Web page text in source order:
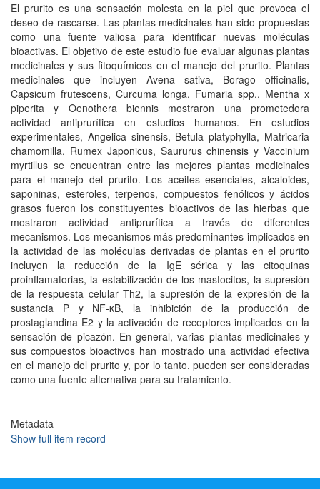
El prurito es una sensación molesta en la piel que provoca el
deseo de rascarse. Las plantas medicinales han sido propuestas
como una fuente valiosa para identificar nuevas moléculas
bioactivas. El objetivo de este estudio fue evaluar algunas plantas
medicinales y sus fitoquímicos en el manejo del prurito. Plantas
medicinales que incluyen Avena sativa, Borago officinalis,
Capsicum frutescens, Curcuma longa, Fumaria spp., Mentha x
piperita y Oenothera biennis mostraron una prometedora
actividad antiprurítica en estudios humanos. En estudios
experimentales, Angelica sinensis, Betula platyphylla, Matricaria
chamomilla, Rumex Japonicus, Saururus chinensis y Vaccinium
myrtillus se encuentran entre las mejores plantas medicinales
para el manejo del prurito. Los aceites esenciales, alcaloides,
saponinas, esteroles, terpenos, compuestos fenólicos y ácidos
grasos fueron los constituyentes bioactivos de las hierbas que
mostraron actividad antiprurítica a través de diferentes
mecanismos. Los mecanismos más predominantes implicados en
la actividad de las moléculas derivadas de plantas en el prurito
incluyen la reducción de la IgE sérica y las citoquinas
proinflamatorias, la estabilización de los mastocitos, la supresión
de la respuesta celular Th2, la supresión de la expresión de la
sustancia P y NF-κB, la inhibición de la producción de
prostaglandina E2 y la activación de receptores implicados en la
sensación de picazón. En general, varias plantas medicinales y
sus compuestos bioactivos han mostrado una actividad efectiva
en el manejo del prurito y, por lo tanto, pueden ser consideradas
como una fuente alternativa para su tratamiento.
Metadata
Show full item record